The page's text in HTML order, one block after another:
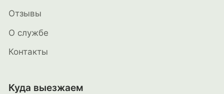
Отзывы
О службе
Контакты
Куда выезжаем